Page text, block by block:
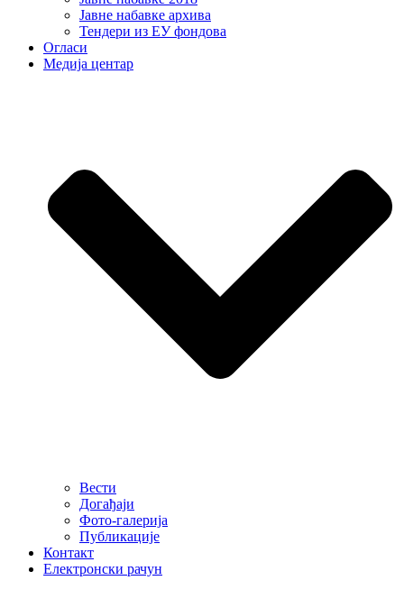
Јавне набавке архива
Тендери из ЕУ фондова
Огласи
Медија центар
Вести
Догађаји
Фото-галерија
Публикације
Контакт
Електронски рачун